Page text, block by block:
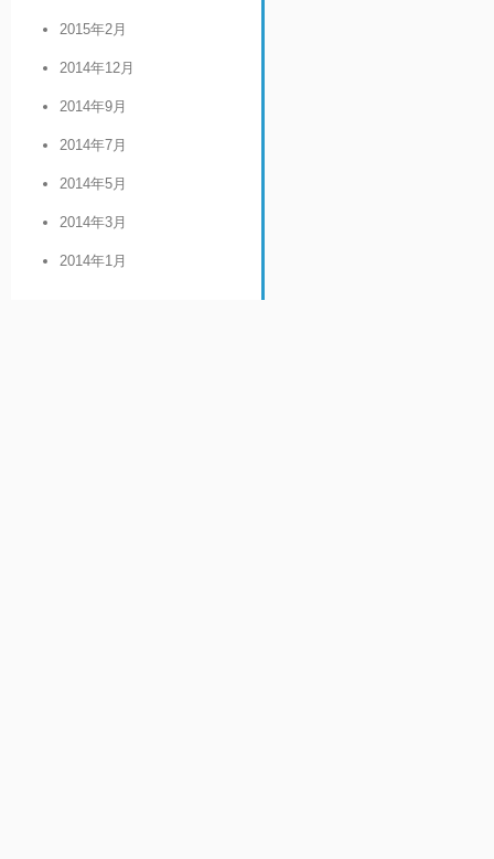
2015年2月
2014年12月
2014年9月
2014年7月
2014年5月
2014年3月
2014年1月